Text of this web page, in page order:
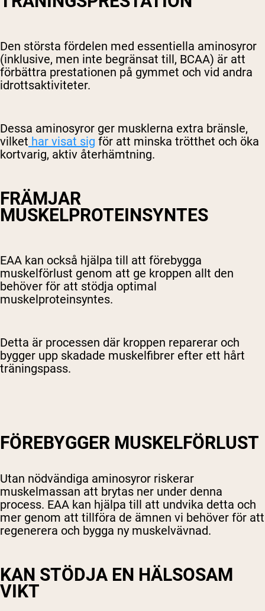
Den största fördelen med essentiella aminosyror
(inklusive, men inte begränsat till, BCAA) är att
förbättra prestationen på gymmet och vid andra
idrottsaktiviteter.
Dessa aminosyror ger musklerna extra bränsle,
vilket har visat sig för att minska trötthet och öka
kortvarig, aktiv återhämtning.
FRÄMJAR
MUSKELPROTEINSYNTES
EAA kan också hjälpa till att förebygga
muskelförlust genom att ge kroppen allt den
behöver för att stödja optimal
muskelproteinsyntes.
Detta är processen där kroppen reparerar och
bygger upp skadade muskelfibrer efter ett hårt
träningspass.
FÖREBYGGER MUSKELFÖRLUST
Utan nödvändiga aminosyror riskerar
muskelmassan att brytas ner under denna
process. EAA kan hjälpa till att undvika detta och
mer genom att tillföra de ämnen vi behöver för att
regenerera och bygga ny muskelvävnad.
KAN STÖDJA EN HÄLSOSAM
VIKT